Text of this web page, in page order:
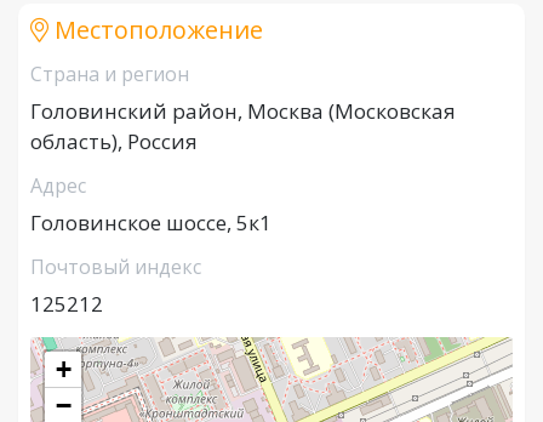
Местоположение
Страна и регион
Головинский район, Москва (Московская
область), Россия
Адрес
Головинское шоссе, 5к1
Почтовый индекс
125212
+
−